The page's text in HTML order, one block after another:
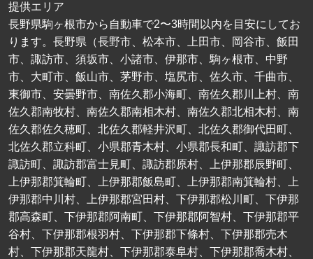
提供エリア
長野県駒ヶ根市から自動車で2〜3時間以内を目安にしてお
ります。長野県（長野市、松本市、上田市、岡谷市、飯田
市、諏訪市、須坂市、小諸市、伊那市、駒ヶ根市、中野
市、大町市、飯山市、茅野市、塩尻市、佐久市、千曲市、
東御市、安曇野市、南佐久郡小海町、南佐久郡川上村、南
佐久郡南牧村、南佐久郡南相木村、南佐久郡北相木村、南
佐久郡佐久穂町、北佐久郡軽井沢町、北佐久郡御代田町、
北佐久郡立科町、小県郡青木村、小県郡長和町、諏訪郡下
諏訪町、諏訪郡富士見町、諏訪郡原村、上伊那郡辰野町、
上伊那郡箕輪町、上伊那郡飯島町、上伊那郡南箕輪村、上
伊那郡中川村、上伊那郡宮田村、下伊那郡松川町、下伊那
郡高森町、下伊那郡阿南町、下伊那郡阿智村、下伊那郡平
谷村、下伊那郡根羽村、下伊那郡下條村、下伊那郡売木
村、下伊那郡天龍村、下伊那郡泰阜村、下伊那郡喬木村、